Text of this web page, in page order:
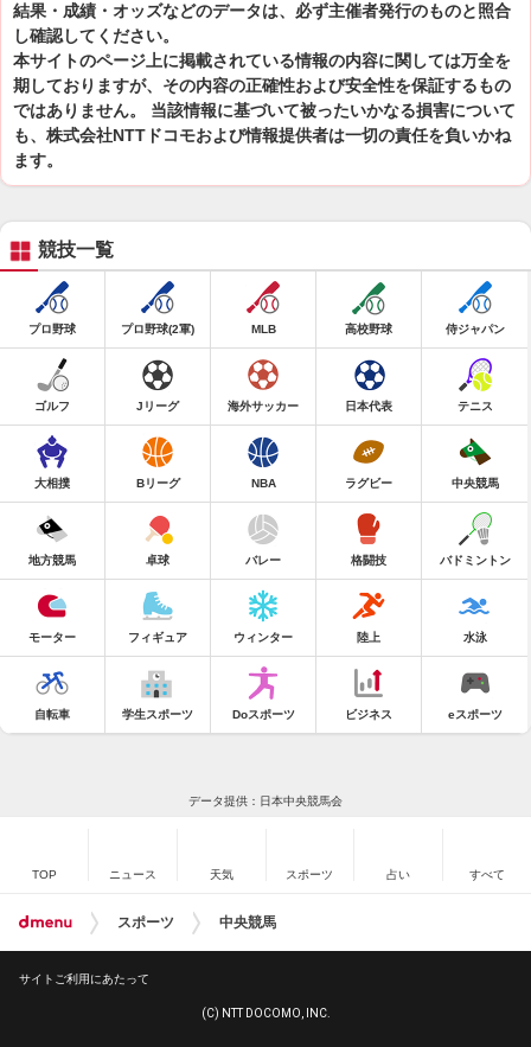
結果・成績・オッズなどのデータは、必ず主催者発行のものと照合
し確認してください。
本サイトのページ上に掲載されている情報の内容に関しては万全を
期しておりますが、その内容の正確性および安全性を保証するもの
ではありません。 当該情報に基づいて被ったいかなる損害について
も、株式会社NTTドコモおよび情報提供者は一切の責任を負いかね
ます。
競技一覧
プロ野球 プロ野球(2軍) MLB 高校野球 侍ジャパン
ゴルフ Jリーグ 海外サッカー 日本代表 テニス
大相撲 Bリーグ NBA ラグビー 中央競馬
地方競馬 卓球 バレー 格闘技 バドミントン
モーター フィギュア ウィンター 陸上 水泳
自転車 学生スポーツ Doスポーツ ビジネス eスポーツ
データ提供：日本中央競馬会
TOP ニュース 天気 スポーツ 占い すべて
スポーツ 中央競馬
サイトご利用にあたって
(C) NTT DOCOMO, INC.